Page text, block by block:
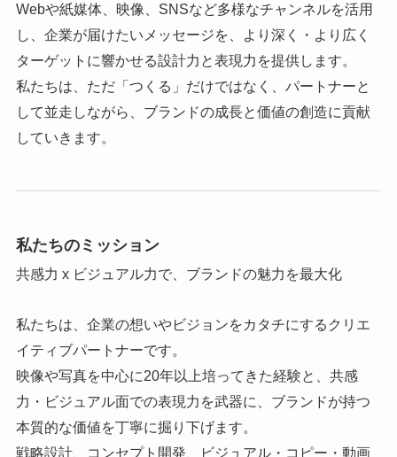
Webや紙媒体、映像、SNSなど多様なチャンネルを活用
し、企業が届けたいメッセージを、より深く・より広く
ターゲットに響かせる設計力と表現力を提供します。
私たちは、ただ「つくる」だけではなく、パートナーと
して並走しながら、ブランドの成長と価値の創造に貢献
していきます。
私たちのミッション
共感力 x ビジュアル力で、ブランドの魅力を最大化
私たちは、企業の想いやビジョンをカタチにするクリエ
イティブパートナーです。
映像や写真を中心に20年以上培ってきた経験と、共感
力・ビジュアル面での表現力を武器に、ブランドが持つ
本質的な価値を丁寧に掘り下げます。
戦略設計、コンセプト開発、ビジュアル・コピー・動画